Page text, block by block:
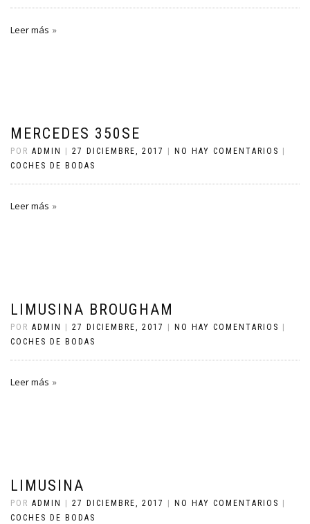
Leer más
MERCEDES 350SE
POR ADMIN 27 DICIEMBRE, 2017 NO HAY COMENTARIOS
COCHES DE BODAS
Leer más
LIMUSINA BROUGHAM
POR ADMIN 27 DICIEMBRE, 2017 NO HAY COMENTARIOS
COCHES DE BODAS
Leer más
LIMUSINA
POR ADMIN 27 DICIEMBRE, 2017 NO HAY COMENTARIOS
COCHES DE BODAS